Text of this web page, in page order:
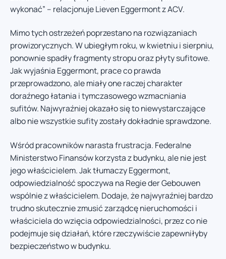
wykonać” – relacjonuje Lieven Eggermont z ACV.
Mimo tych ostrzeżeń poprzestano na rozwiązaniach
prowizorycznych. W ubiegłym roku, w kwietniu i sierpniu,
ponownie spadły fragmenty stropu oraz płyty sufitowe.
Jak wyjaśnia Eggermont, prace co prawda
przeprowadzono, ale miały one raczej charakter
doraźnego łatania i tymczasowego wzmacniania
sufitów. Najwyraźniej okazało się to niewystarczające
albo nie wszystkie sufity zostały dokładnie sprawdzone.
Wśród pracowników narasta frustracja. Federalne
Ministerstwo Finansów korzysta z budynku, ale nie jest
jego właścicielem. Jak tłumaczy Eggermont,
odpowiedzialność spoczywa na Regie der Gebouwen
wspólnie z właścicielem. Dodaje, że najwyraźniej bardzo
trudno skutecznie zmusić zarządcę nieruchomości i
właściciela do wzięcia odpowiedzialności, przez co nie
podejmuje się działań, które rzeczywiście zapewniłyby
bezpieczeństwo w budynku.